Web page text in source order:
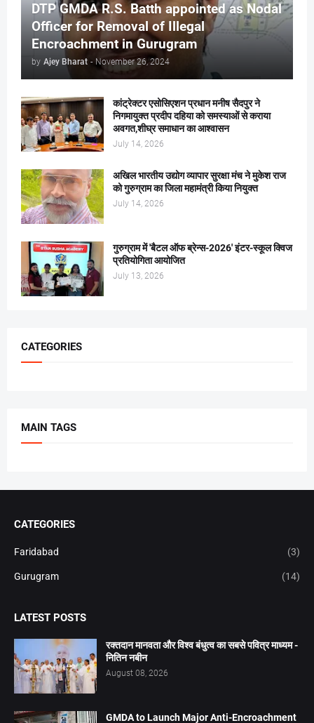
DTP GMDA R.S. Batth appointed as Nodal
Officer for Removal of Illegal
Encroachment in Gurugram
by Ajey Bharat - November 26, 2024
कांट्रेक्टर एसोसिएशन प्रधान मनीष सैदपुर ने
निगमायुक्त प्रदीप दहिया को समस्याओं से कराया
अवगत,शीघ्र समाधान का आश्वासन
July 14, 2026
अखिल भारतीय उद्योग व्यापार सुरक्षा मंच ने मुकेश राज
को गुरुग्राम का जिला महामंत्री किया नियुक्त
July 14, 2026
गुरुग्राम में 'बैटल ऑफ ब्रेन्स-2026' इंटर-स्कूल क्विज
प्रतियोगिता आयोजित
July 13, 2026
CATEGORIES
MAIN TAGS
CATEGORIES
Faridabad (3)
Gurugram (14)
LATEST POSTS
रक्तदान मानवता और विश्व बंधुत्व का सबसे पवित्र माध्यम -
नितिन नबीन
August 08, 2026
GMDA to Launch Major Anti-Encroachment